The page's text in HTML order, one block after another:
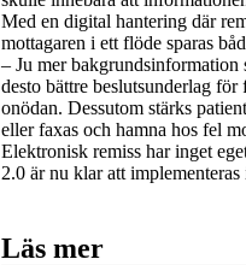
Med en digital hantering där
mottagaren i ett flöde sparas
– Ju mer bakgrundsinformation
desto bättre beslutsunderlag
onödan. Dessutom stärks
eller faxas och hamna hos fel
Elektronisk remiss har inget
2.0 är nu klar att
Läs mer